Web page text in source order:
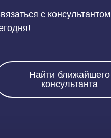
с консультантом
Найти ближайшего
консультанта